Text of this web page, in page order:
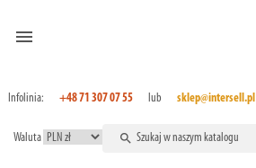
menu
Infolinia: +48 71 307 07 55 lub sklep@intersell.pl
Waluta search